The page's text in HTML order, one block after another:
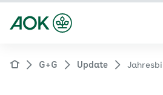
G+G Update